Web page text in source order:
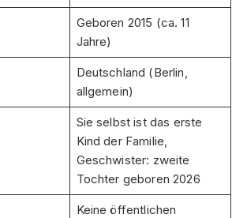
Geboren 2015 (ca. 11
Jahre)
Deutschland (Berlin,
allgemein)
Sie selbst ist das erste
Kind der Familie,
Geschwister: zweite
Tochter geboren 2026
Keine öffentlichen